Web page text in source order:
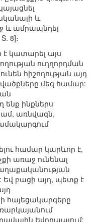
և
և ամրապնդել
8]։
է կատարել այս
ուղղորդման
հիշողության այդ
մեզ համար:
ենք ինքներս
առնվազն,
համար կարևոր է,
առաջ ունենալ
Եվ բացի այդ, պետք է
հայեցակարգերը
Եվրոպայում: